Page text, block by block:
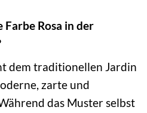
Rosa in der
dem traditionellen Jardin
zarte und
das Muster selbst